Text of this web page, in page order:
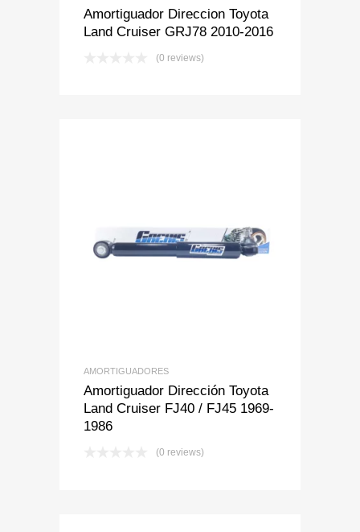
Amortiguador Direccion Toyota
Land Cruiser GRJ78 2010-2016
(0 reviews)
Add to Wishlist
Add to Compare
AMORTIGUADORES
Amortiguador Dirección Toyota
Land Cruiser FJ40 / FJ45 1969-
1986
(0 reviews)